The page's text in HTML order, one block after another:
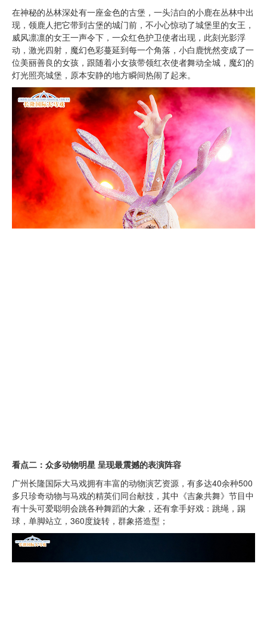
在神秘的丛林深处有一座金色的古堡，一头洁白的小鹿在丛林中出
现，领鹿人把它带到古堡的城门前，不小心惊动了城堡里的女王，
威风凛凛的女王一声令下，一众红色护卫使者出现，此刻光影浮
动，激光四射，魔幻色彩蔓延到每一个角落，小白鹿恍然变成了一
位美丽善良的女孩，跟随着小女孩带领红衣使者舞动全城，魔幻的
灯光照亮城堡，原本安静的地方瞬间热闹了起来。
看点二：众多动物明星 呈现最震撼的表演阵容
广州长隆国际大马戏拥有丰富的动物演艺资源，有多达40余种500
多只珍奇动物与马戏的精英们同台献技，其中《吉象共舞》节目中
有十头可爱聪明会跳各种舞蹈的大象，还有拿手好戏：跳绳，踢
球，单脚站立，360度旋转，群象搭造型；